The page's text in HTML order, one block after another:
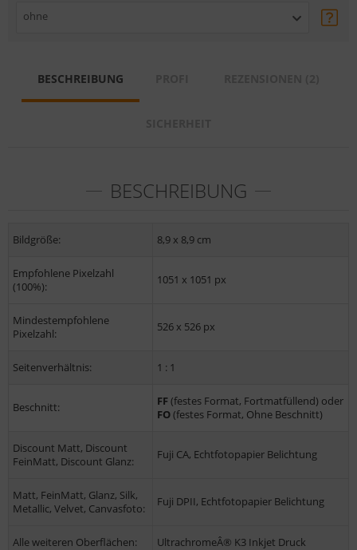
ohne
BESCHREIBUNG
BESCHREIBUNG
Bildgröße: 8,9 x 8,9 cm
Empfohlene Pixelzahl
(100%):
1051 x 1051 px
Mindestempfohlene
Pixelzahl:
526 x 526 px
Seitenverhältnis: 1 : 1
Beschnitt: FF(festes Format, Fortmatfüllend) oder
FO(festes Format, Ohne Beschnitt)
Discount Matt, Discount
FeinMatt, Discount Glanz:
Fuji CA, Echtfotopapier Belichtung
Matt, FeinMatt, Glanz, Silk,
Metallic, Velvet, Canvasfoto:
Fuji DPII, Echtfotopapier Belichtung
Alle weiteren Oberflächen: UltrachromeÂ® K3 Inkjet Druck